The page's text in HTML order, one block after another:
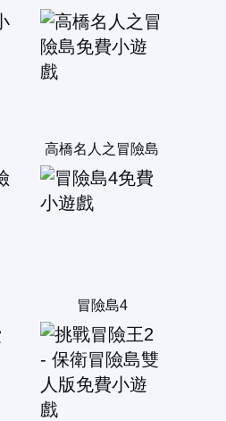
高橋名人之冒險島
冒險島4